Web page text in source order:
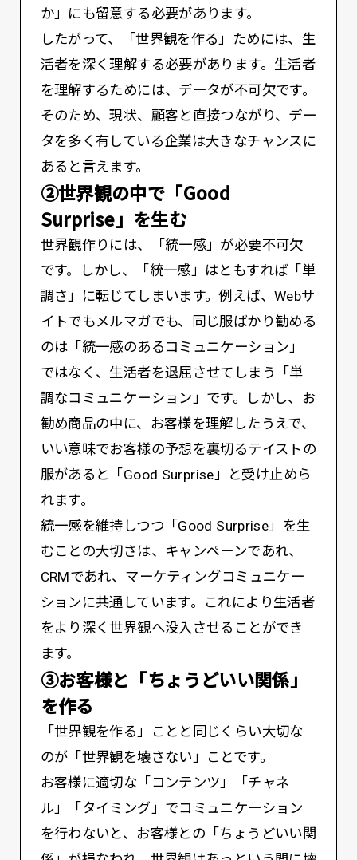
か」にも留意する必要があります。
したがって、「世界観を作る」ためには、生
活者を深く理解する必要があります。生活者
を理解するためには、データが不可欠です。
そのため、現状、顧客と直接つながり、デー
タを多く有している企業は大きなチャンスに
あると言えます。
②世界観の中で「Good
Surprise」を生む
世界観作りには、「統一感」が必要不可欠
です。しかし、「統一感」はともすれば「単
調さ」に転じてしまいます。例えば、Webサ
イトでもメルマガでも、同じ服ばかり勧める
のは「統一感のあるコミュニケーション」
ではなく、生活者を退屈させてしまう「単
調なコミュニケーション」です。しかし、お
勧め商品の中に、お客様を理解したうえで、
いい意味でお客様の予想を裏切るテイストの
服があると「Good Surprise」と受け止めら
れます。
統一感を維持しつつ「Good Surprise」を生
むことの大切さは、キャンペーンであれ、
CRMであれ、マーケティングコミュニケー
ションに共通しています。これにより生活者
をより深く世界観へ没入させることができ
ます。
③お客様と「ちょうどいい関係」
を作る
「世界観を作る」ことと同じくらい大切な
のが「世界観を壊さない」ことです。
お客様に適切な「コンテンツ」「チャネ
ル」「タイミング」でコミュニケーション
を行わないと、お客様との「ちょうどいい関